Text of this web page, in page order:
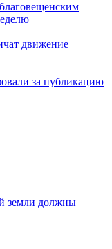
движение
за публикацию
земли должны